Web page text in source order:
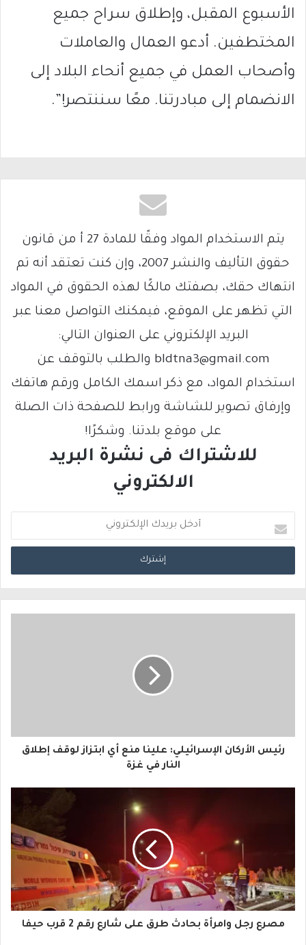
الأسبوع المقبل، وإطلاق سراح جميع
المختطفين. أدعو العمال والعاملات
وأصحاب العمل في جميع أنحاء البلاد إلى
الانضمام إلى مبادرتنا. معًا سننتصر!”.
يتم الاستخدام المواد وفقًا للمادة 27 أ من قانون
حقوق التأليف والنشر 2007، وإن كنت تعتقد أنه تم
انتهاك حقك، بصفتك مالكًا لهذه الحقوق في المواد
التي تظهر على الموقع، فيمكنك التواصل معنا عبر
البريد الإلكتروني على العنوان التالي:
bldtna3@gmail.com والطلب بالتوقف عن
استخدام المواد، مع ذكر اسمك الكامل ورقم هاتفك
وإرفاق تصوير للشاشة ورابط للصفحة ذات الصلة
على موقع بلدتنا. وشكرًا!
للاشتراك فى نشرة البريد
الالكتروني
د
خ
ا
إ
ر
و
رئيس الأركان الإسرائيلي: علينا منع أي ابتزاز لوقف إطلاق
النار في غزة
مصرع رجل وامرأة بحادث طرق على شارع رقم 2 قرب حيفا